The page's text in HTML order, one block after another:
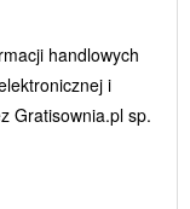
handlowych
i
Gratisownia.pl sp.